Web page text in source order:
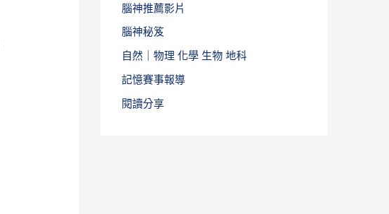
腦神推薦影片
腦神秘笈
自然｜物理 化學 生物 地科
記憶賽事報導
閱讀分享